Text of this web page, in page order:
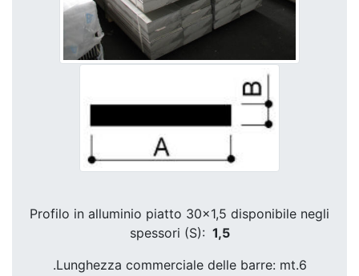
Profilo in alluminio piatto 30x1,5 disponibile negli
spessori (S): 1,5
.Lunghezza commerciale delle barre: mt.6